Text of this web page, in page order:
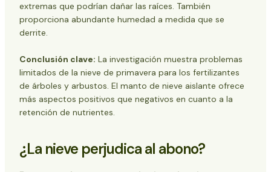
extremas que podrían dañar las raíces. También
proporciona abundante humedad a medida que se
derrite.
Conclusión clave: La investigación muestra problemas
limitados de la nieve de primavera para los fertilizantes
de árboles y arbustos. El manto de nieve aislante ofrece
más aspectos positivos que negativos en cuanto a la
retención de nutrientes.
¿La nieve perjudica al abono?